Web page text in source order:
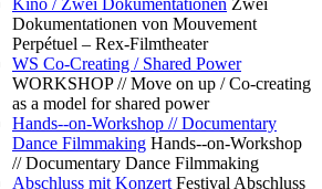
Kino / Zwei Dokumentationen Zwei
Dokumentationen von Mouvement
Perpétuel – Rex-Filmtheater
WS Co-Creating / Shared Power
WORKSHOP // Move on up / Co-creating
as a model for shared power
Hands--on-Workshop // Documentary
Dance Filmmaking Hands--on-Workshop
// Documentary Dance Filmmaking
Abschluss mit Konzert Festival Abschluss